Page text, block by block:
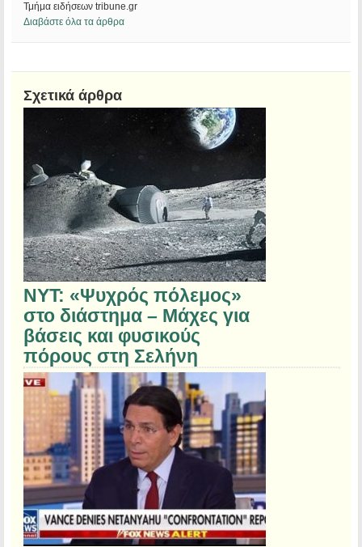
Τμήμα ειδήσεων tribune.gr
Διαβάστε όλα τα άρθρα
Σχετικά άρθρα
NYT: «Ψυχρός πόλεμος»
στο διάστημα – Μάχες για
βάσεις και φυσικούς
πόρους στη Σελήνη